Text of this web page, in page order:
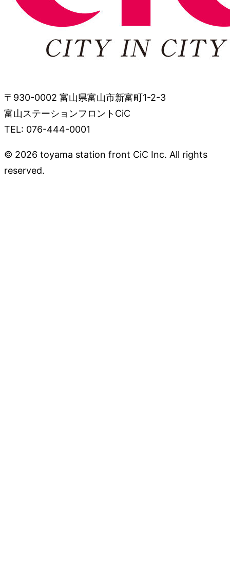
〒930-0002 富山県富山市新富町1-2-3
富山ステーションフロントCiC
TEL: 076-444-0001
© 2026 toyama station front CiC Inc. All rights
reserved.